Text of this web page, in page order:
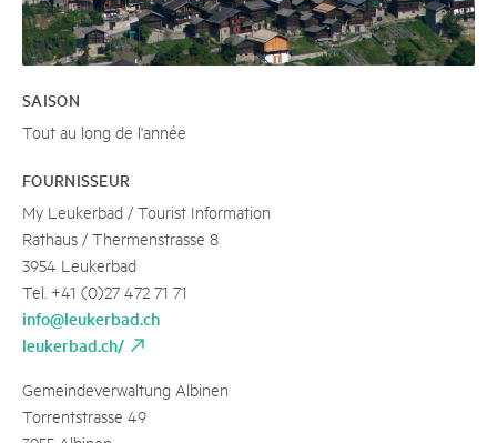
SAISON
Tout au long de l'année
FOURNISSEUR
My Leukerbad / Tourist Information
Rathaus / Thermenstrasse 8
3954 Leukerbad
Tel. +41 (0)27 472 71 71
info@leukerbad.ch
leukerbad.ch/
Gemeindeverwaltung Albinen
Torrentstrasse 49